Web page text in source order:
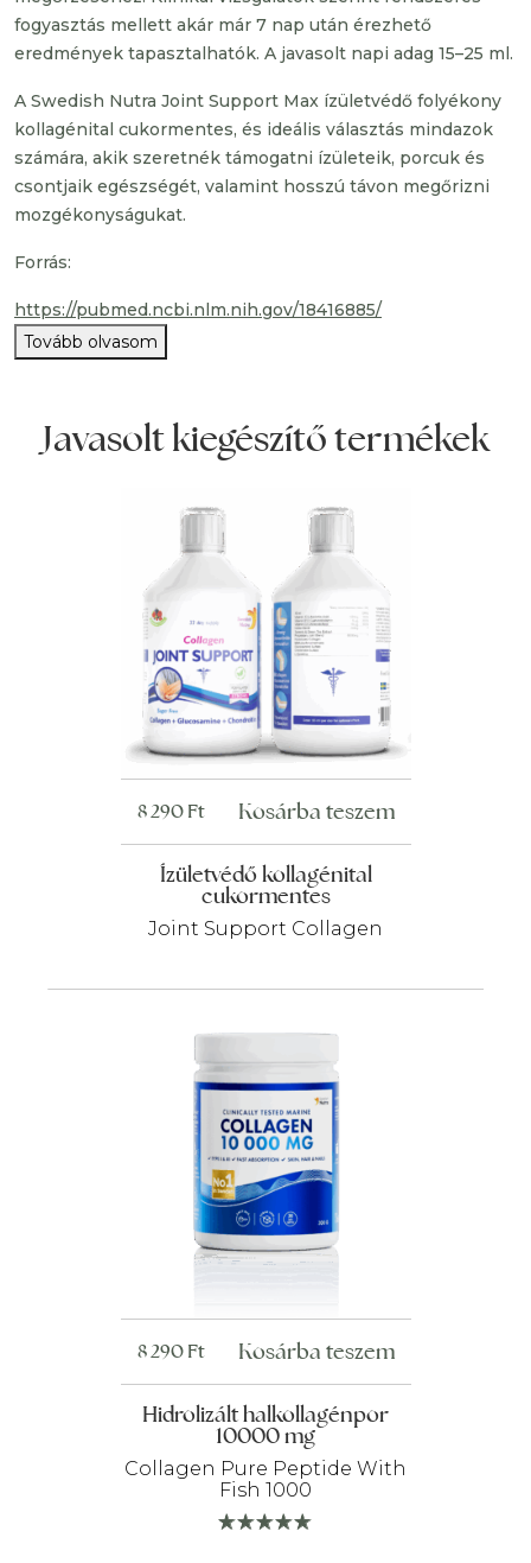
fogyasztás mellett akár már 7 nap után érezhető
eredmények tapasztalhatók. A javasolt napi adag 15–25 ml.
A Swedish Nutra Joint Support Max ízületvédő folyékony
kollagénital cukormentes, és ideális választás mindazok
számára, akik szeretnék támogatni ízületeik, porcuk és
csontjaik egészségét, valamint hosszú távon megőrizni
mozgékonyságukat.
Forrás:
https://pubmed.ncbi.nlm.nih.gov/18416885/
Tovább olvasom
Javasolt kiegészítő termékek
Ízületvédő kollagénital
cukormentes
Joint Support Collagen
8 290Ft Kosárba teszem
Hidrolizált halkollagénpor
10000 mg
Collagen Pure Peptide With
Fish 1000
8 290Ft Kosárba teszem